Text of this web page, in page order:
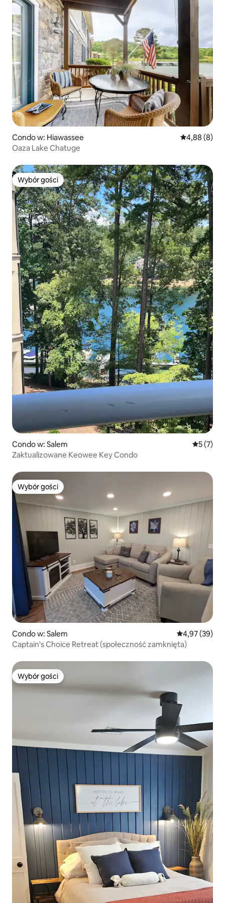
Condo w: Hiawassee Średnia
4,88 (8)
Oaza Lake Chatuge
Wybór gości
Wybór gości
Condo w: Salem Średnia
5 (7)
Zaktualizowane Keowee Key Condo
Wybór gości
Wybór gości
Condo w: Salem Średnia
4,97 (39)
Captain's Choice Retreat (społeczność zamknięta)
Wybór gości
Wybór gości